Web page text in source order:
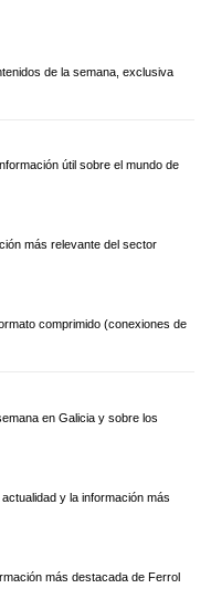
de la semana, exclusiva
útil sobre el mundo de
más relevante del sector
comprimido (conexiones de
en Galicia y sobre los
y la información más
más destacada de Ferrol